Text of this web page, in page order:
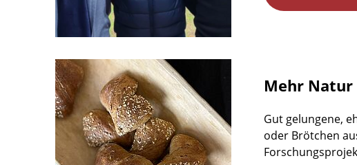
Mehr
Gut gelungene,
oder Brötchen